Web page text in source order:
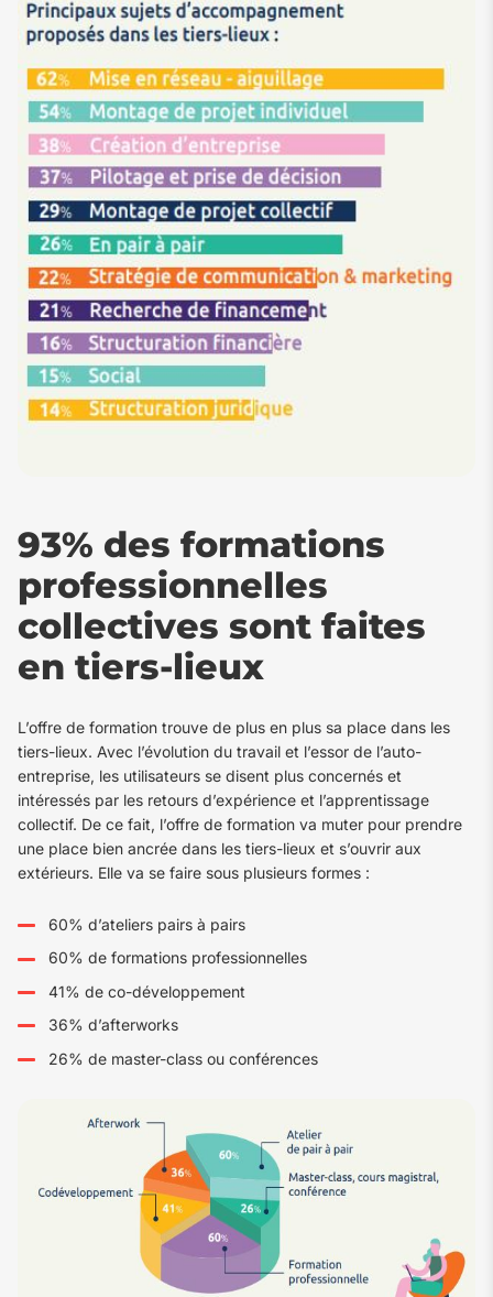
93% des formations
professionnelles
collectives sont faites
en tiers-lieux
L’offre de formation trouve de plus en plus sa place dans les
tiers-lieux. Avec l’évolution du travail et l’essor de l’auto-
entreprise, les utilisateurs se disent plus concernés et
intéressés par les retours d’expérience et l’apprentissage
collectif. De ce fait, l’offre de formation va muter pour prendre
une place bien ancrée dans les tiers-lieux et s’ouvrir aux
extérieurs. Elle va se faire sous plusieurs formes :
60% d’ateliers pairs à pairs
60% de formations professionnelles
41% de co-développement
36% d’afterworks
26% de master-class ou conférences